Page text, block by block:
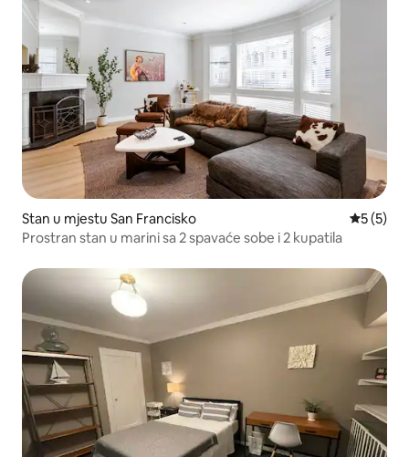
Stan u mjestu San Francisko
5 (5)
Prostran stan u marini sa 2 spavaće sobe i 2 kupatila